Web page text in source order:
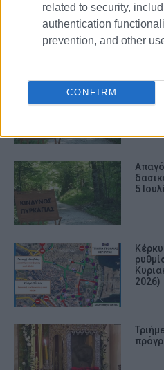
related to security,
authentication
prevention, and other
CONFIRM
ΣΧΕΤΙΚA AΡΘΡΑ
5
2026)